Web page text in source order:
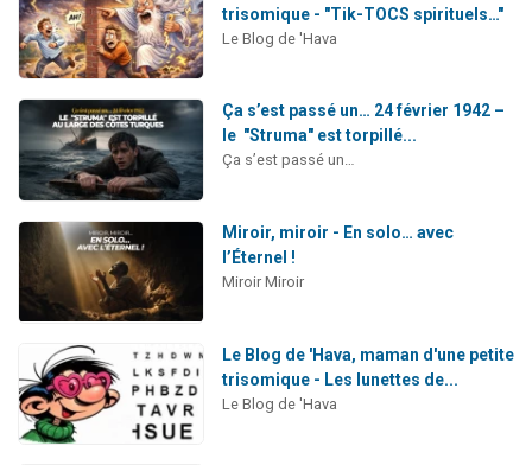
trisomique - "Tik-TOCS spirituels…"
Le Blog de 'Hava
Ça s’est passé un… 24 février 1942 –
le "Struma" est torpillé...
Ça s’est passé un…
Miroir, miroir - En solo… avec
l’Éternel !
Miroir Miroir
Le Blog de 'Hava, maman d'une petite
trisomique - Les lunettes de...
Le Blog de 'Hava